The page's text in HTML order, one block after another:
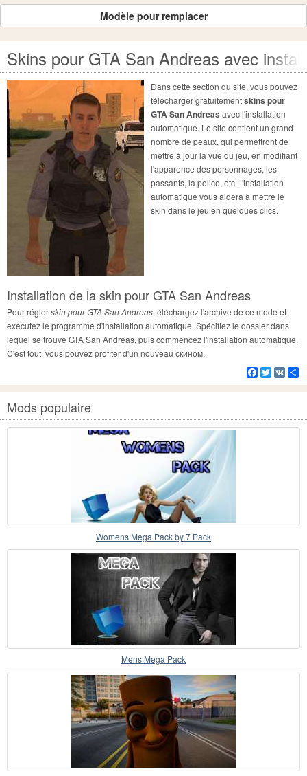
Modèle pour remplacer
Skins pour GTA San Andreas avec
Dans cette section du site, vous pouvez
télécharger gratuitementskins pour
GTA San Andreas avec l'installation
automatique. Le site contient un grand
nombre de peaux, qui permettront de
mettre à jour la vue du jeu, en modifiant
l'apparence des personnages, les
passants, la police, etc L'installation
automatique vous aidera à mettre le
skin dans le jeu en quelques clics.
Installation de la skin pour GTA San Andreas
Pour réglerskin pour GTA San Andreastéléchargez l'archive de ce mode et
exécutez le programme d'installation automatique. Spécifiez le dossier dans
lequel se trouve GTA San Andreas, puis commencez l'installation automatique.
C'est tout, vous pouvez profiter d'un nouveau скином.
Facebook
Twitter
VK
Mods populaire
Womens Mega Pack by 7 Pack
Mens Mega Pack